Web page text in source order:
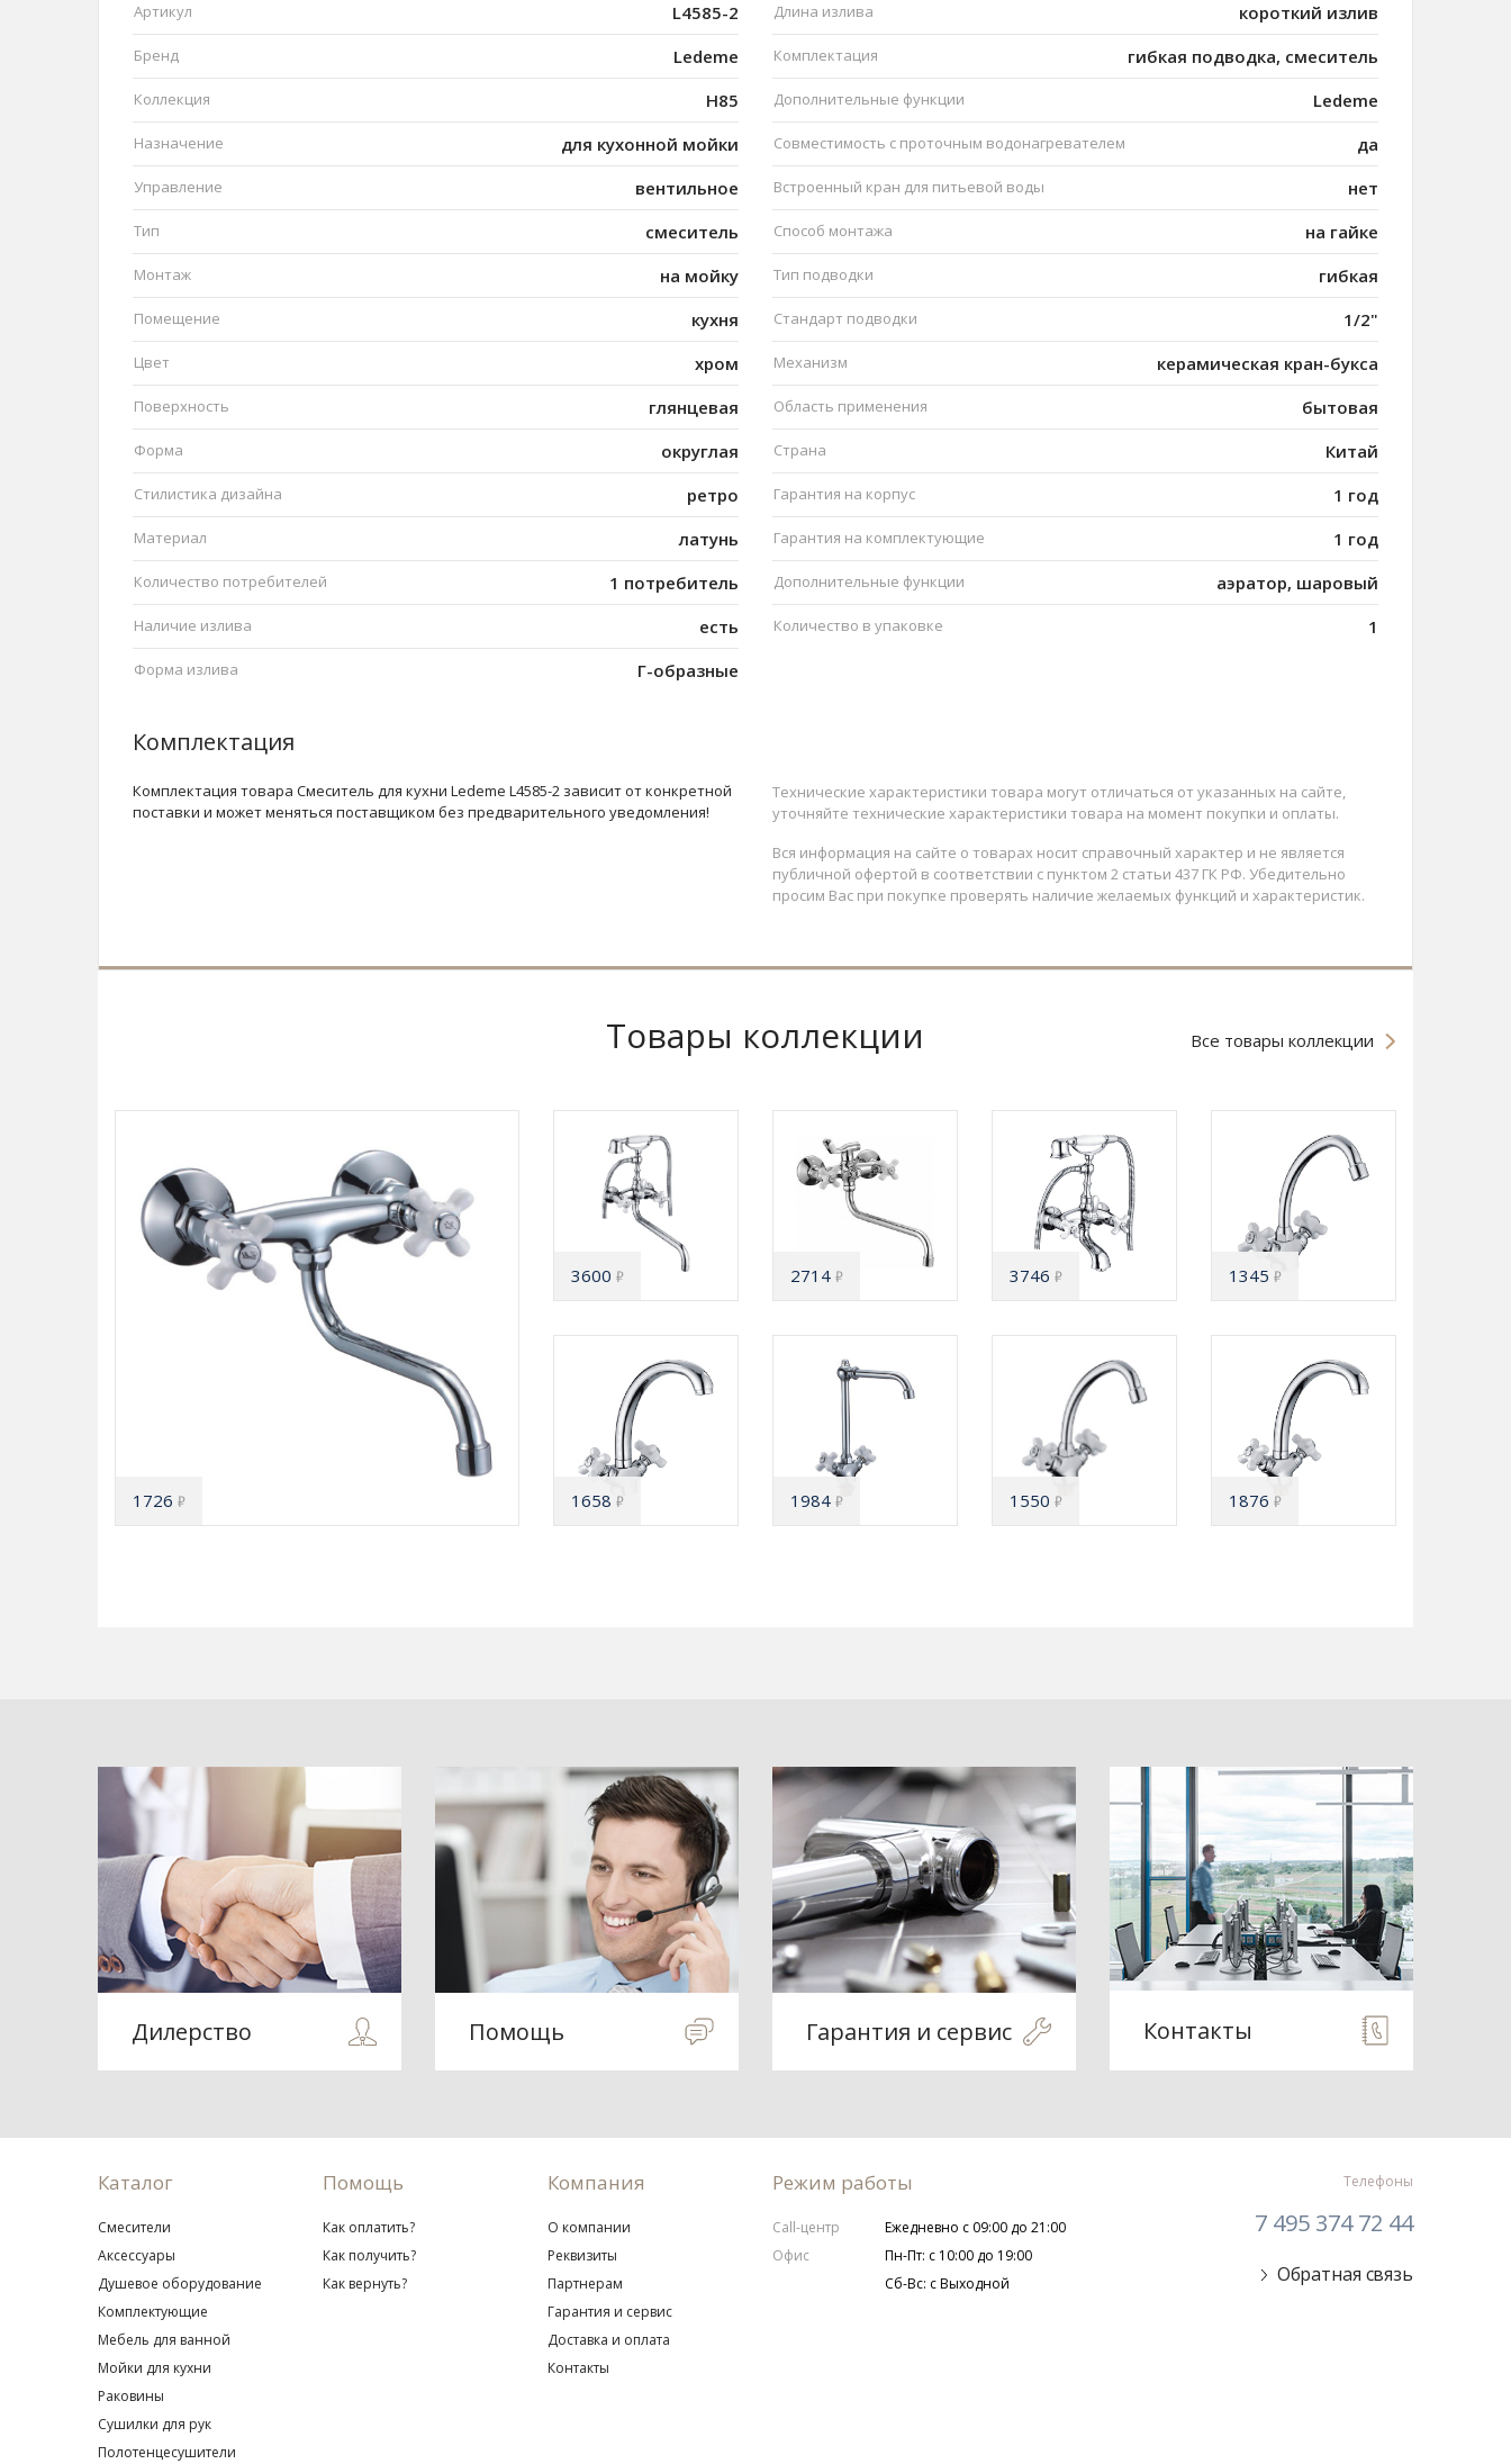
Артикул L4585-2
Бренд Ledeme
Коллекция H85
Назначение для кухонной мойки
Управление вентильное
Тип смеситель
Монтаж на мойку
Помещение кухня
Цвет хром
Поверхность глянцевая
Форма округлая
Стилистика дизайна ретро
Материал латунь
Количество потребителей 1 потребитель
Наличие излива есть
Форма излива Г-образные
Длина излива короткий излив
Комплектация гибкая подводка, смеситель
Дополнительные функции Ledeme
Совместимость с проточным водонагревателем да
Встроенный кран для питьевой воды нет
Способ монтажа на гайке
Тип подводки гибкая
Стандарт подводки 1/2"
Механизм керамическая кран-букса
Область применения бытовая
Страна Китай
Гарантия на корпус 1 год
Гарантия на комплектующие 1 год
Дополнительные функции аэратор, шаровый
Количество в упаковке 1
Комплектация
Комплектация товара Смеситель для кухни Ledeme L4585-2 зависит от конкретной
поставки и может меняться поставщиком без предварительного уведомления!
Технические характеристики товара могут отличаться от указанных на сайте,
уточняйте технические характеристики товара на момент покупки и оплаты.
Вся информация на сайте о товарах носит справочный характер и не является
публичной офертой в соответствии с пунктом 2 статьи 437 ГК РФ. Убедительно
просим Вас при покупке проверять наличие желаемых функций и характеристик.
Товары коллекции Все товары коллекции
1726 ₽
3600 ₽ 2714 ₽ 3746 ₽ 1345 ₽
1658 ₽ 1984 ₽ 1550 ₽ 1876 ₽
Дилерство Помощь Гарантия и сервис Контакты
Каталог
Смесители
Аксессуары
Душевое оборудование
Комплектующие
Мебель для ванной
Мойки для кухни
Раковины
Сушилки для рук
Полотенцесушители
Помощь
Как оплатить?
Как получить?
Как вернуть?
Компания
О компании
Реквизиты
Партнерам
Гарантия и сервис
Доставка и оплата
Контакты
Режим работы
Call-центр
Ежедневно с 09:00 до 21:00
Офис
Пн-Пт: с 10:00 до 19:00
Сб-Вс: с Выходной
Телефоны
7 495 374 72 44
Обратная связь